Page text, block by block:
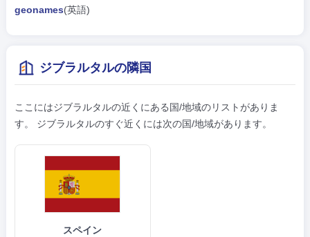
geonames(英語)
ジブラルタルの隣国
ここにはジブラルタルの近くにある国/地域のリストがありま
す。 ジブラルタルのすぐ近くには次の国/地域があります。
スペイン